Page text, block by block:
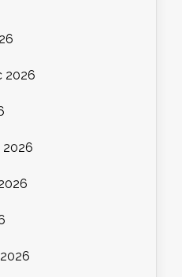
2026
2026